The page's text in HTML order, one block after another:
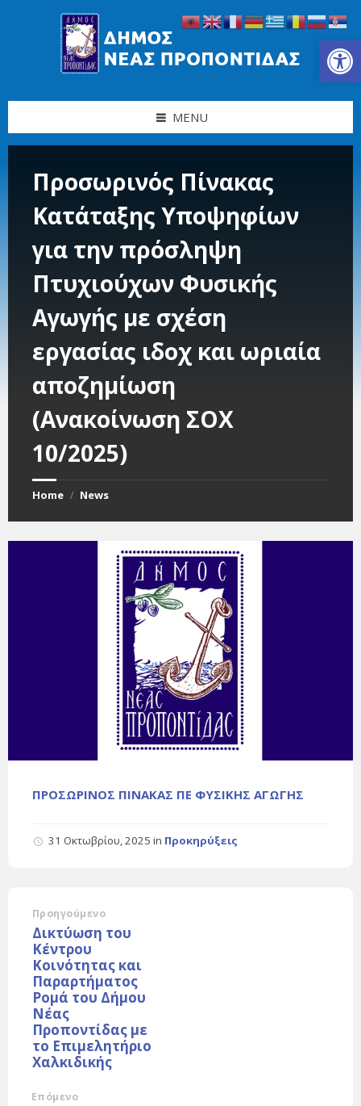
Ανοίξτε τη γραμμή εργαλείων
MENU
Προσωρινός Πίνακας
Κατάταξης Υποψηφίων
για την πρόσληψη
Πτυχιούχων Φυσικής
Αγωγής με σχέση
εργασίας ιδοχ και ωριαία
αποζημίωση
(Ανακοίνωση ΣΟΧ
10/2025)
Home / News
ΠΡΟΣΩΡΙΝΟΣ ΠΙΝΑΚΑΣ ΠΕ ΦΥΣΙΚΗΣ ΑΓΩΓΗΣ
31 Οκτωβρίου, 2025 in Προκηρύξεις
Προηγούμενο
Δικτύωση του
Κέντρου
Κοινότητας και
Παραρτήματος
Ρομά του Δήμου
Νέας
Προποντίδας με
το Επιμελητήριο
Χαλκιδικής
Επόμενο